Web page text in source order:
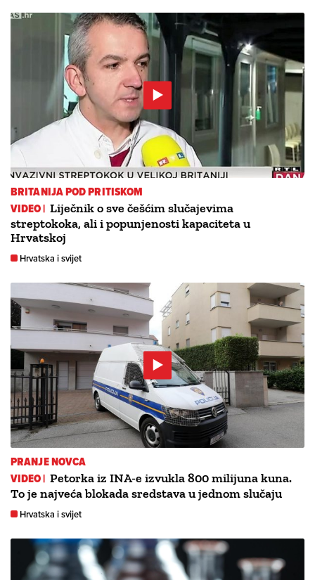
BRITANIJA POD PRITISKOM
VIDEO | Liječnik o sve češćim slučajevima
streptokoka, ali i popunjenosti kapaciteta u
Hrvatskoj
Hrvatska i svijet
PRANJE NOVCA
VIDEO | Petorka iz INA-e izvukla 800 milijuna kuna.
To je najveća blokada sredstava u jednom slučaju
Hrvatska i svijet